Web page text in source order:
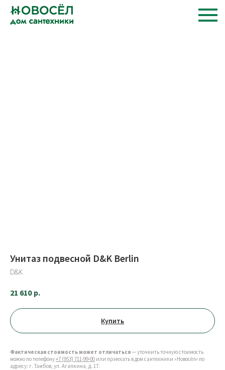
Унитаз подвесной D&K Berlin
D&K
21 610 р.
Купить
Фактическая стоимость может отличаться— уточнить точную стоимость
можно по телефону+7 (953) 711-99-00 или приехать в дом сантехники «Новосёл» по
адресу: г. Тамбов, ул. Агапкина, д. 17.